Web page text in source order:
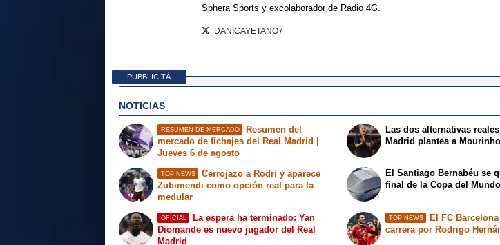
Sphera Sports y excolaborador de Radio 4G.
DANICAYETANO7
PUBBLICITÀ
NOTICIAS
RESUMEN DE MERCADO
Resumen del
mercado de fichajes del Real Madrid |
Jueves 6 de agosto
TOP NEWS
Cerrojazo a Rodri y aparece
Zubimendi como opción real para la
medular
Las dos alternativas
Madrid plantea a Mourinho
El Santiago Bernabéu se
final de la Copa del
OFICIAL
La espera ha terminado: Yan
Diomande es nuevo jugador del Real
Madrid
TOP NEWS
El FC
carrera por Rodrigo